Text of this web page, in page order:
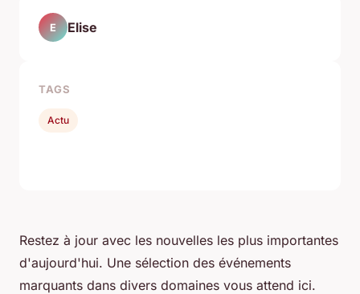
Restez à jour avec les nouvelles les plus importantes
d'aujourd'hui. Une sélection des événements
marquants dans divers domaines vous attend ici.
E Elise
TAGS
Actu